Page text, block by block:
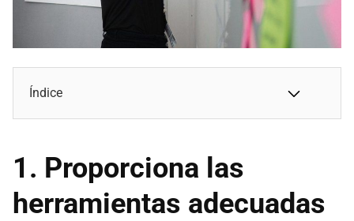
Índice
1. Proporciona las
herramientas adecuadas